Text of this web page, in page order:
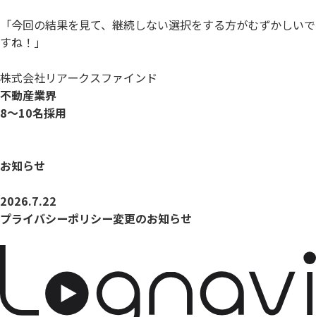
「今回の結果を見て、継続しない選択をする方がむずかしいで
すね！」
株式会社リアークスファインド
不動産業界
8〜10名採用
お知らせ
2026.7.22
プライバシーポリシー変更のお知らせ